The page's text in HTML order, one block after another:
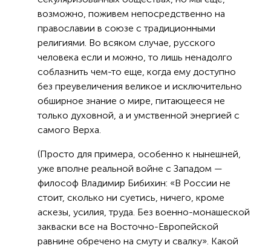
возможно, поживем непосредственно на
православии в союзе с традиционными
религиями. Во всяком случае, русского
человека если и можно, то лишь ненадолго
соблазнить чем-то еще, когда ему доступно
без преувеличения великое и исключительно
обширное знание о мире, питающееся не
только духовной, а и умственной энергией с
самого Верха.
(Просто для примера, особенно к нынешней,
уже вполне реальной войне с Западом —
философ Владимир Бибихин: «В России не
стоит, сколько ни суетись, ничего, кроме
аскезы, усилия, труда. Без военно-монашеской
закваски все на Восточно-Европейской
равнине обречено на смуту и свалку». Какой